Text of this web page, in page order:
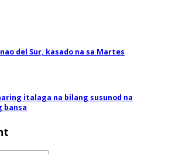
del Sur, kasado na sa Martes
italaga na bilang susunod na
bansa